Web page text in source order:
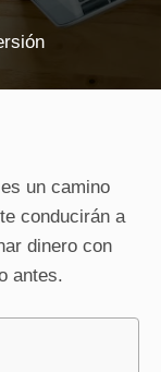
un camino
conducirán a
dinero con
antes.